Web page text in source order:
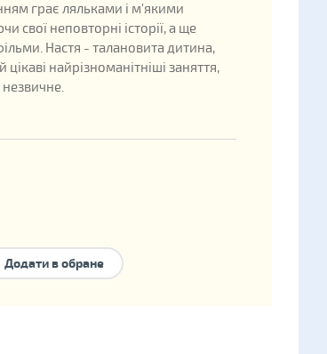
грає ляльками і м'якими
свої неповторні історії, а ще
Настя - талановита дитина,
найрізноманітніші заняття,
незвичне.
to take the child:national adoption
,family-type children's home
Додати в обране